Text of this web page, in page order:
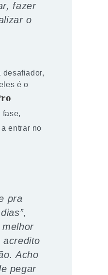
fazer
o
desafiador,
é o
fase,
entrar no
pra
,
acredito
Acho
pegar